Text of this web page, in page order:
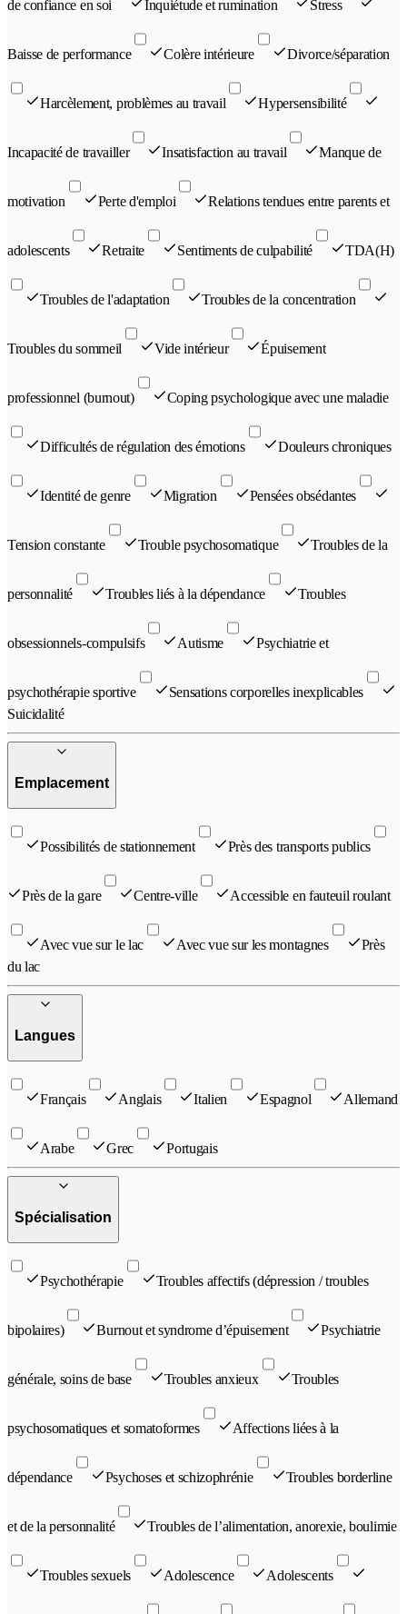
de confiance en soi Inquiétude et rumination Stress
Baisse de performance Colère intérieure Divorce/séparation
Harcèlement, problèmes au travail Hypersensibilité
Incapacité de travailler Insatisfaction au travail Manque de
motivation Perte d'emploi Relations tendues entre parents et
adolescents Retraite Sentiments de culpabilité TDA(H)
Troubles de l'adaptation Troubles de la concentration
Troubles du sommeil Vide intérieur Épuisement
professionnel (burnout) Coping psychologique avec une maladie
Difficultés de régulation des émotions Douleurs chroniques
Identité de genre Migration Pensées obsédantes
Tension constante Trouble psychosomatique Troubles de la
personnalité Troubles liés à la dépendance Troubles
obsessionnels-compulsifs Autisme Psychiatrie et
psychothérapie sportive
Sensations corporelles inexplicables
Suicidalité
Emplacement
Possibilités de stationnement Près des transports publics
Près de la gare Centre-ville Accessible en fauteuil roulant
Avec vue sur le lac Avec vue sur les montagnes
Près
du lac
Langues
Français Anglais Italien Espagnol Allemand
Arabe Grec Portugais
Spécialisation
Psychothérapie Troubles affectifs (dépression / troubles
bipolaires) Burnout et syndrome d’épuisement Psychiatrie
générale, soins de base Troubles anxieux Troubles
psychosomatiques et somatoformes Affections liées à la
dépendance Psychoses et schizophrénie Troubles borderline
et de la personnalité Troubles de l’alimentation, anorexie, boulimie
Troubles sexuels Adolescence Adolescents